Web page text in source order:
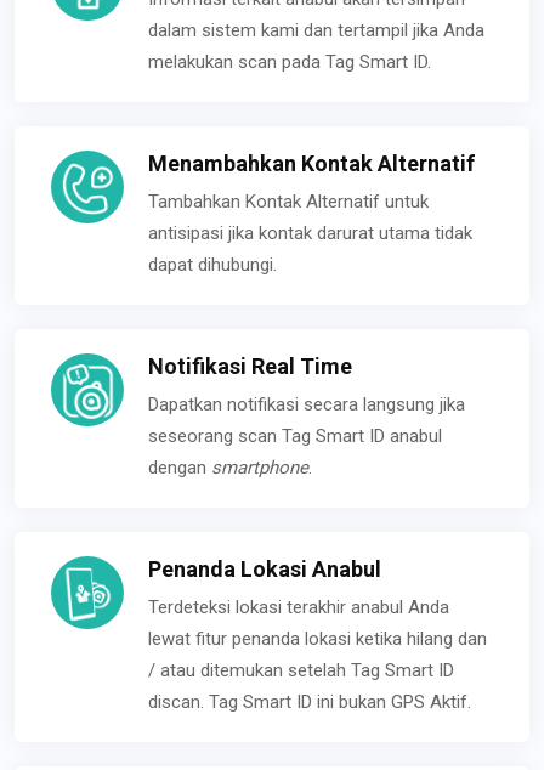
dalam sistem kami dan tertampil jika Anda
melakukan scan pada Tag Smart ID.
Menambahkan Kontak Alternatif
Tambahkan Kontak Alternatif untuk
antisipasi jika kontak darurat utama tidak
dapat dihubungi.
Notifikasi Real Time
Dapatkan notifikasi secara langsung jika
seseorang scan Tag Smart ID anabul
dengan smartphone.
Penanda Lokasi Anabul
Terdeteksi lokasi terakhir anabul Anda
lewat fitur penanda lokasi ketika hilang dan
/ atau ditemukan setelah Tag Smart ID
discan. Tag Smart ID ini bukan GPS Aktif.